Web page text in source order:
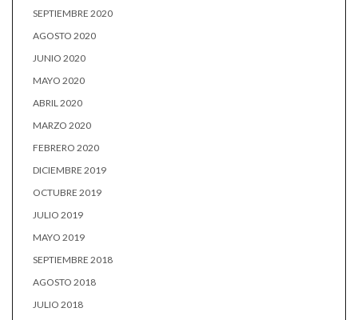
SEPTIEMBRE 2020
AGOSTO 2020
JUNIO 2020
MAYO 2020
ABRIL 2020
MARZO 2020
FEBRERO 2020
DICIEMBRE 2019
OCTUBRE 2019
JULIO 2019
MAYO 2019
SEPTIEMBRE 2018
AGOSTO 2018
JULIO 2018